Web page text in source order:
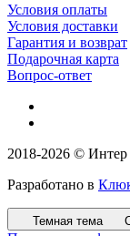
Условия оплаты
Условия доставки
Гарантия и возврат
Подарочная карта
Вопрос-ответ
2018-2026 ©
Разработано в
Темная тема